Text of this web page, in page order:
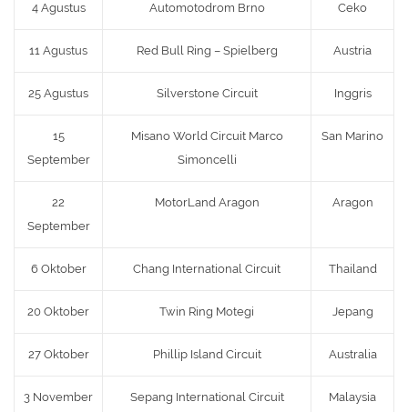
4 Agustus Automotodrom Brno Ceko
11 Agustus Red Bull Ring – Spielberg Austria
25 Agustus Silverstone Circuit Inggris
15
September
Misano World Circuit Marco
Simoncelli
San Marino
22
September
MotorLand Aragon Aragon
6 Oktober Chang International Circuit Thailand
20 Oktober Twin Ring Motegi Jepang
27 Oktober Phillip Island Circuit Australia
3 November Sepang International Circuit Malaysia